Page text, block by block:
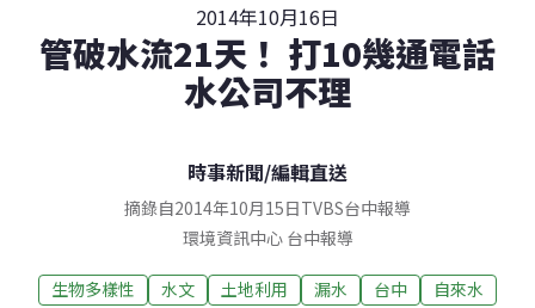
2014年10月16日
管破水流21天！ 打10幾通電話
水公司不理
時事新聞/編輯直送
摘錄自2014年10月15日TVBS台中報導
環境資訊中心 台中報導
生物多樣性 水文 土地利用 漏水 台中 自來水